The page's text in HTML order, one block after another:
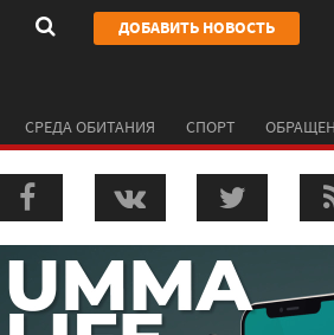
ДОБАВИТЬ НОВОСТЬ
СРЕДА ОБИТАНИЯ СПОРТ